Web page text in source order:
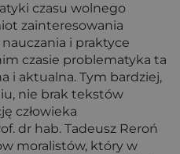
czasu wolnego
zainteresowania
nauczania i praktyce
czasie problematyka ta
i aktualna. Tym bardziej,
nie brak tekstów
człowieka
dr hab. Tadeusz Reroń
moralistów, który w